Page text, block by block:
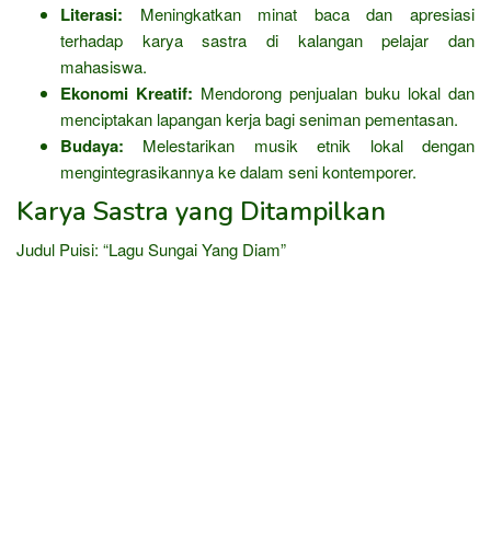
Literasi: Meningkatkan minat baca dan apresiasi
terhadap karya sastra di kalangan pelajar dan
mahasiswa.
Ekonomi Kreatif: Mendorong penjualan buku lokal dan
menciptakan lapangan kerja bagi seniman pementasan.
Budaya: Melestarikan musik etnik lokal dengan
mengintegrasikannya ke dalam seni kontemporer.
Karya Sastra yang Ditampilkan
Judul Puisi: “Lagu Sungai Yang Diam”